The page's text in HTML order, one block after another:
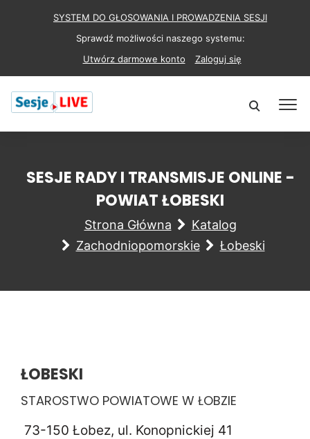
SYSTEM DO GŁOSOWANIA I PROWADZENIA SESJI
Sprawdź możliwości naszego systemu:
Utwórz darmowe konto
Zaloguj się
SESJE RADY I TRANSMISJE ONLINE -
POWIAT ŁOBESKI
Strona Główna
Katalog
Zachodniopomorskie
Łobeski
ŁOBESKI
STAROSTWO POWIATOWE W ŁOBZIE
73-150 Łobez, ul. Konopnickiej 41